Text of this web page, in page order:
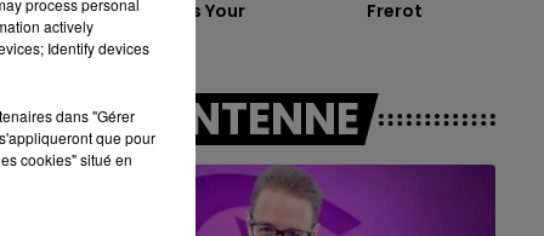
How Deep Is Your
Frerot
A L'ANTENNE
process personal
actively
Identify devices
dans "Gérer
que pour
cookies" situé en